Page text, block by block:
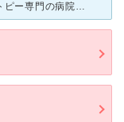
子供がアトピーでお世話になってますが、アトピー専門の病院で治らなかったかゆみ、瘡蓋（たくさん）が、先生のオリジナルの薬（アエンカタンナンコウを混ぜた薬）で良くなってきました。 美容皮膚科でもお世